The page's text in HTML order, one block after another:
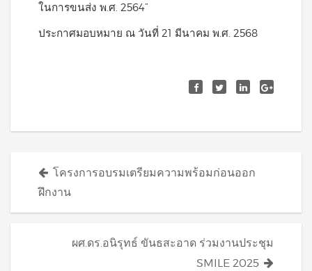
ในการขนส่ง พ.ศ. 2564”
ประกาศมอบหมาย ณ วันที่ 21 มีนาคม พ.ศ. 2568
Posts
navigation
โครงการอบรมเตรียมความพร้อมก่อนออก
ฝึกงาน
ผศ.ดร.อนิรุทธ์ ขันธสะอาด ร่วมงานประชุม
SMILE 2025